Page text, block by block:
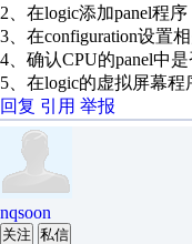
2、在logic添加panel程序
3、在configuration设置
4、确认CPU的panel中是
5、在logic的虚拟屏幕程
回复 引用 举报
nqsoon
关注 私信